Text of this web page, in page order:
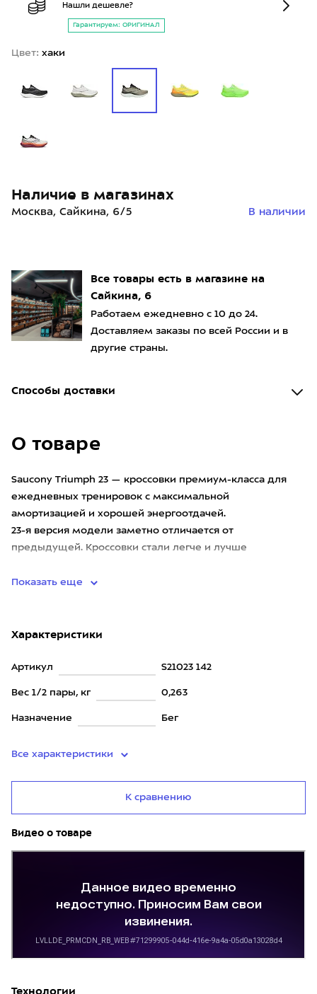
Все товары есть в магазине на
Сайкина, 6
Работаем ежедневно с 10 до 24.
Доставляем заказы по всей России и в
другие страны.
Способы доставки
О товаре
Saucony Triumph 23 — кроссовки премиум-класса для
ежедневных тренировок с максимальной
амортизацией и хорошей энергоотдачей.
23-я версия модели заметно отличается от
предыдущей. Кроссовки стали легче и лучше
Показать еще
Характеристики
Артикул S21023 142
Вес 1/2 пары, кг 0,263
Назначение Бег
Все характеристики
К сравнению
Видео о товаре
Технологии
Нашли дешевле?
Гарантируем: ОРИГИНАЛ
Цвет: хаки
Наличие в магазинах
Москва, Сайкина, 6/5 В наличии